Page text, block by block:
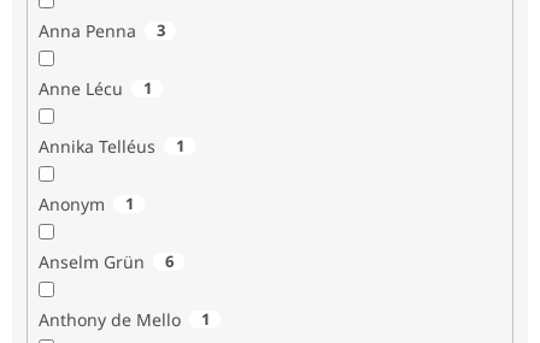
Anna Penna 3
Anne Lécu 1
Annika Telléus 1
Anonym 1
Anselm Grün 6
Anthony de Mello 1